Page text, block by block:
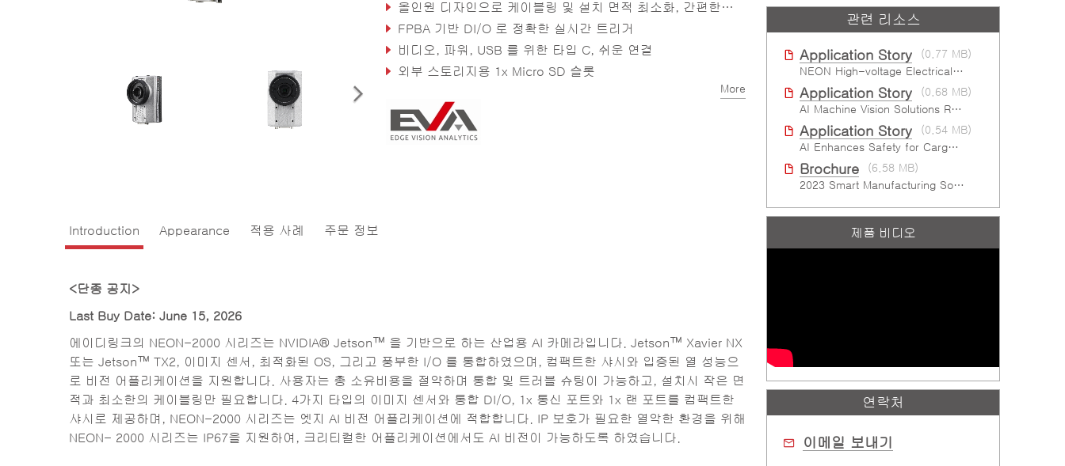
올인원 디자인으로 케이블링 및 설치 면적 최소화, 간편한 유지보수
FPBA 기반 DI/O 로 정확한 실시간 트리거
비디오, 파워, USB 를 위한 타입 C, 쉬운 연결
외부 스토리지용 1x Micro SD 슬롯
More
Introduction Appearance 적용 사례 주문 정보
<단종 공지>
Last Buy Date: June 15, 2026
에이디링크의 NEON-2000 시리즈는 NVIDIA® Jetson™ 을 기반으로 하는 산업용 AI 카메라입니다. Jetson™ Xavier NX
또는 Jetson™ TX2, 이미지 센서, 최적화된 OS, 그리고 풍부한 I/O 를 통합하였으며, 컴팩트한 샤시와 입증된 열 성능으
로 비전 어플리케이션을 지원합니다. 사용자는 총 소유비용을 절약하며 통합 및 트러블 슈팅이 가능하고, 설치시 작은 면
적과 최소한의 케이블링만 필요합니다. 4가지 타입의 이미지 센서와 통합 DI/O, 1x 통신 포트와 1x 랜 포트를 컴팩트한
샤시로 제공하며, NEON-2000 시리즈는 엣지 AI 비전 어플리케이션에 적합합니다. IP 보호가 필요한 열악한 환경을 위해
NEON- 2000 시리즈는 IP67을 지원하여, 크리티컬한 어플리케이션에서도 AI 비전이 가능하도록 하였습니다.
관련 리소스
Application Story
(0.77 MB)
NEON High-voltage Electrical Testing Protection
Application Story
(0.68 MB)
AI Machine Vision Solutions Reinforcing Cleanroom Entry Procedures
Application Story
(0.54 MB)
AI Enhances Safety for Cargo Tank Hazmat Oﬄoad at Semiconductor Factory
Brochure
(6.58 MB)
2023 Smart Manufacturing Solutions Brochure
제품 비디오
연락처
이메일 보내기